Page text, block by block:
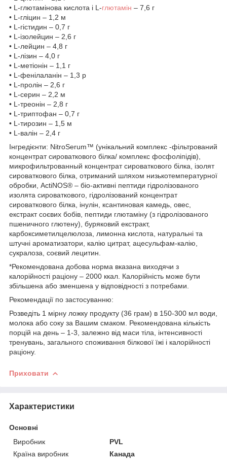
• L-глютамінова кислота і L-глютамін – 7,6 г
• L-гліцин – 1,2 м
• L-гістидин – 0,7 г
• L-ізолейцин – 2,6 г
• L-лейцин – 4,8 г
• L-лізин – 4,0 г
• L-метіонін – 1,1 г
• L-фенілаланін – 1,3 р
• L-пролін – 2,6 г
• L-серин – 2,2 м
• L-треонін – 2,8 г
• L-триптофан – 0,7 г
• L-тирозин – 1,5 м
• L-валін – 2,4 г
Інгредієнти: NitroSerum™ (унікальний комплекс -фільтрований
концентрат сироваткового білка/ комплекс фосфоліпідів),
микрофильтрованный концентрат сироваткового білка, ізолят
сироваткового білка, отриманий шляхом низькотемпературної
обробки, ActiNOS® – біо-активні пептиди гідролізованого
изолята сироваткового, гідролізований концентрат
сироваткового білка, інулін, ксантиновая камедь, овес,
екстракт соєвих бобів, пептиди глютаміну (з гідролізованого
пшеничного глютену), буряковий екстракт,
карбоксиметилцелюлоза, лимонна кислота, натуральні та
штучні ароматизатори, калію цитрат, ацесульфам-калію,
сукралоза, соєвий лецитин.
*Рекомендована добова норма вказана виходячи з
калорійності раціону – 2000 ккал. Калорійність може бути
збільшена або зменшена у відповідності з потребами.
Рекомендації по застосуванню:
Розведіть 1 мірну ложку продукту (36 грам) в 150-300 мл води,
молока або соку за Вашим смаком. Рекомендована кількість
порцій на день – 1-3, залежно від маси тіла, інтенсивності
тренувань, загального споживання білкової їжі і калорійності
раціону.
Приховати
Характеристики
Основні
Виробник
PVL
Країна виробник
Канада